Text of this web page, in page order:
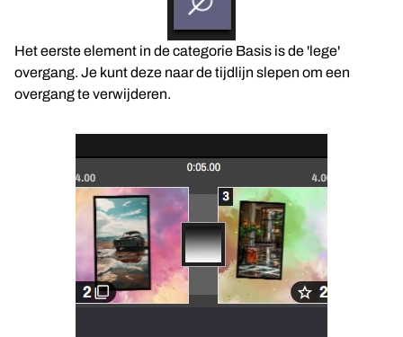
Het eerste element in de categorie Basis is de 'lege'
overgang. Je kunt deze naar de tijdlijn slepen om een
overgang te verwijderen.